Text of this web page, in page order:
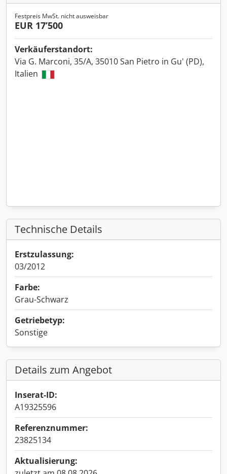
Festpreis MwSt. nicht ausweisbar
EUR 17’500
Verkäuferstandort:
Via G. Marconi, 35/A, 35010 San Pietro in Gu' (PD),
Italien
Technische Details
Erstzulassung:
03/2012
Farbe:
Grau-Schwarz
Getriebetyp:
Sonstige
Details zum Angebot
Inserat-ID:
A19325596
Referenznummer:
23825134
Aktualisierung: